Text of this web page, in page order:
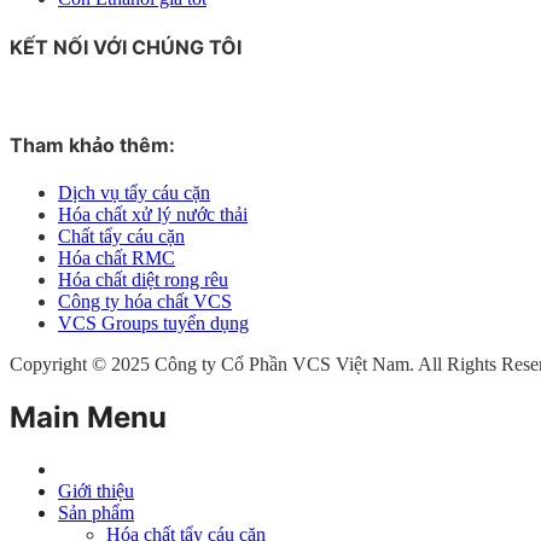
KẾT NỐI VỚI CHÚNG TÔI
Tham khảo thêm:
Dịch vụ tẩy cáu cặn
Hóa chất xử lý nước thải
Chất tẩy cáu cặn
Hóa chất RMC
Hóa chất diệt rong rêu
Công ty hóa chất VCS
VCS Groups tuyển dụng
Copyright © 2025 Công ty Cổ Phần VCS Việt Nam. All Rights
Main Menu
Giới thiệu
Sản phẩm
Hóa chất tẩy cáu cặn